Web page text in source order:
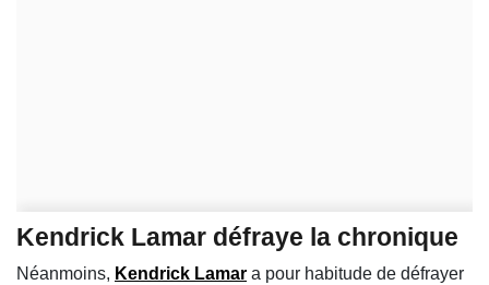
Kendrick Lamar défraye la chronique
Néanmoins, Kendrick Lamar a pour habitude de défrayer